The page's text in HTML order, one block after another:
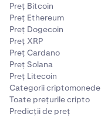
Preț Bitcoin
Preț Ethereum
Preț Dogecoin
Preț XRP
Preț Cardano
Preț Solana
Preț Litecoin
Categorii criptomonede
Toate prețurile cripto
Predicții de preț